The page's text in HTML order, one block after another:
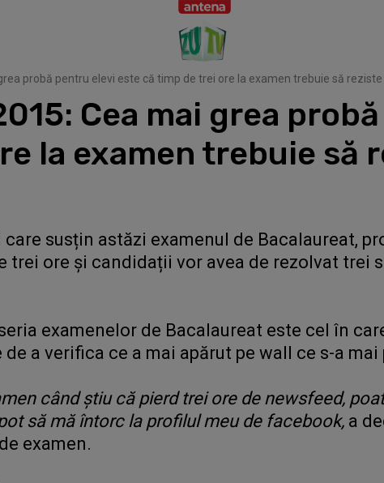
probă pentru elevi este că timp de trei ore la examen trebuie să
Cea mai grea
la examen trebuie să
susțin astăzi examenul de Bacalaureat,
trei ore și candidații vor avea de rezolvat trei
examenelor de Bacalaureat este cel în
a verifica ce a mai apărut pe wall ce s-a mai
când știu că pierd trei ore de newsfeed,
să mă întorc la profilul meu de facebook, a
examen.